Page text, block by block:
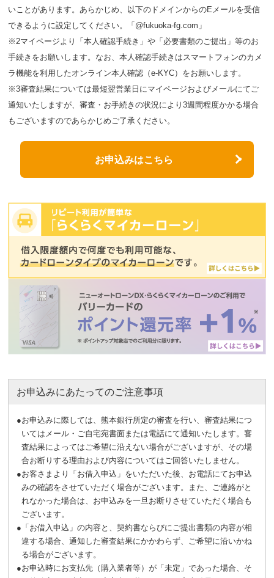
いことがあります。あらかじめ、以下のドメインからのEメールを受信
できるように設定してください。「@fukuoka-fg.com」
※2マイページより「本人確認手続き」や「必要書類のご提出」等のお
手続きをお願いします。なお、本人確認手続きはスマートフォンのカメ
ラ機能を利用したオンライン本人確認（e-KYC）をお願いします。
※3審査結果については最短翌営業日にマイページおよびメールにてご
通知いたしますが、審査・お手続きの状況により3週間程度かかる場合
もございますのであらかじめご了承ください。
お申込みはこちら
お申込みにあたってのご注意事項
●お申込みに際しては、熊本銀行所定の審査を行い、審査結果につ
いてはメール・ご自宅宛書面または電話にて通知いたします。審
査結果によってはご希望に沿えない場合がございますが、その場
合お断りする理由および内容についてはご回答いたしません。
●お客さまより「お借入申込」をいただいた後、お電話にてお申込
みの確認をさせていただく場合がございます。また、ご連絡がと
れなかった場合は、お申込みを一旦お断りさせていただく場合も
ございます。
● 「お借入申込」の内容と、契約書ならびにご提出書類の内容が相
違する場合、通知した審査結果にかかわらず、ご希望に沿いかね
る場合がございます。
●お申込時にお支払先（購入業者等）が「未定」であった場合、そ